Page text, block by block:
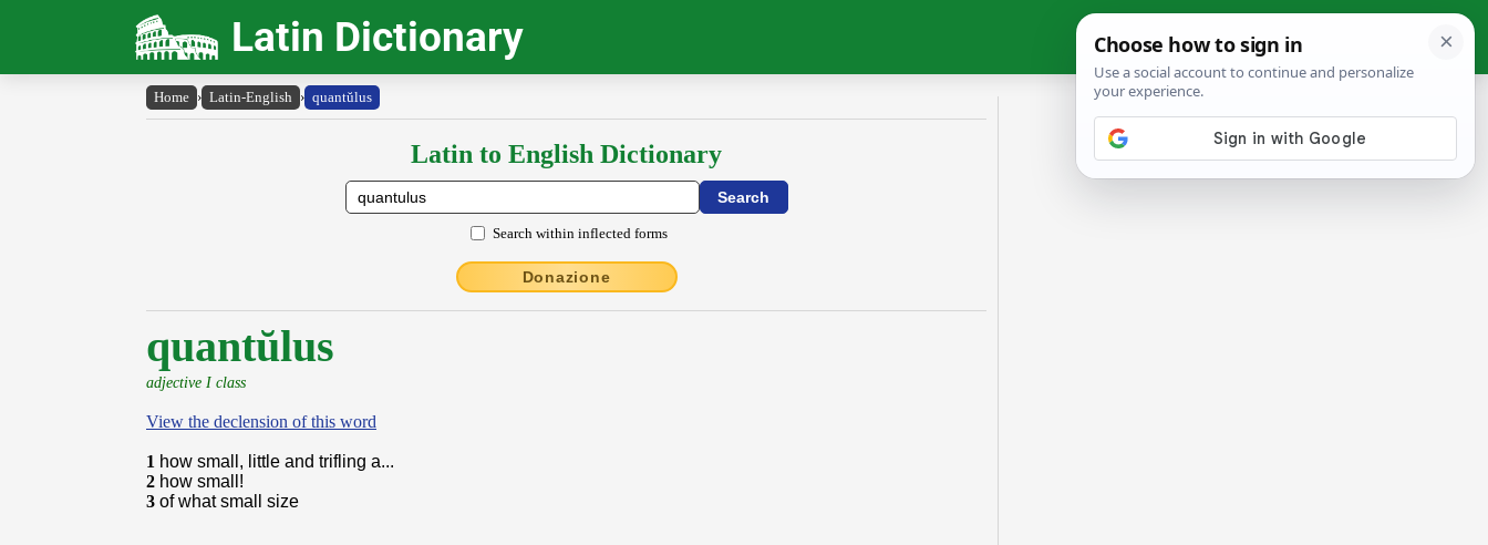
Latin Dictionary
Home › Latin-English › quantŭlus
Latin to English Dictionary
Search within inflected forms
Donazione
quantŭlus
adjective I class
View the declension of this word
1 how small, little and trifling a...
2 how small!
3 of what small size